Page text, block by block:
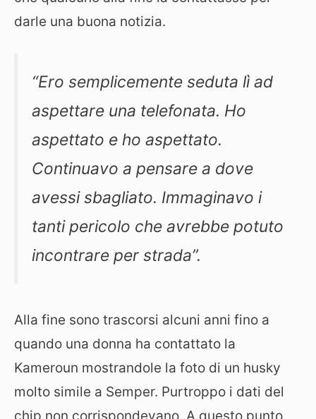
darle una buona notizia.
“Ero semplicemente seduta lì ad
aspettare una telefonata. Ho
aspettato e ho aspettato.
Continuavo a pensare a dove
avessi sbagliato. Immaginavo i
tanti pericolo che avrebbe potuto
incontrare per strada”.
Alla fine sono trascorsi alcuni anni fino a
quando una donna ha contattato la
Kameroun mostrandole la foto di un husky
molto simile a Semper. Purtroppo i dati del